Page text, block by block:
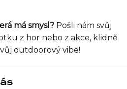
má smysl? Pošli nám svůj
z hor nebo z akce, klidně
outdoorový vibe!